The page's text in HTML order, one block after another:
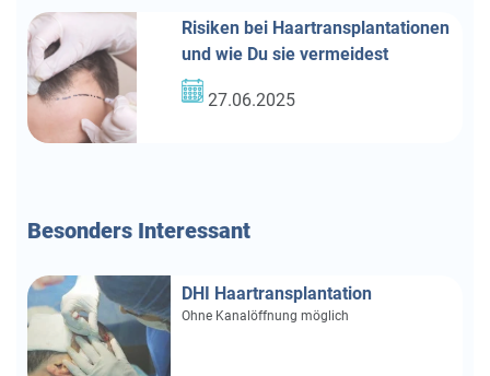
Risiken bei Haartransplantationen
und wie Du sie vermeidest
27.06.2025
Besonders Interessant
DHI Haartransplantation
Ohne Kanalöffnung möglich